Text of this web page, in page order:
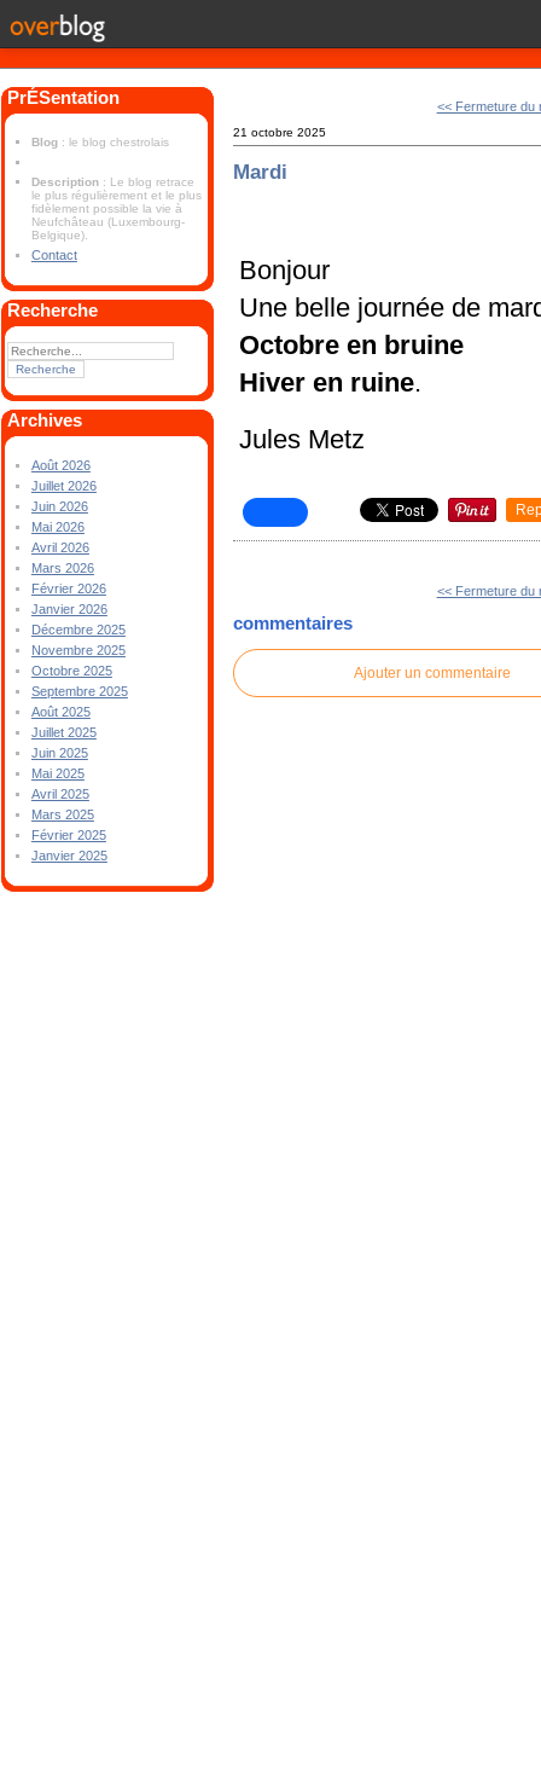
PrÉSentation
Blog : le blog chestrolais
Description : Le blog retrace
le plus régulièrement et le plus
fidèlement possible la vie à
Neufchâteau (Luxembourg-
Belgique).
Contact
Recherche
Archives
Août 2026
Juillet 2026
Juin 2026
Mai 2026
Avril 2026
Mars 2026
Février 2026
Janvier 2026
Décembre 2025
Novembre 2025
Octobre 2025
Septembre 2025
Août 2025
Juillet 2025
Juin 2025
Mai 2025
Avril 2025
Mars 2025
Février 2025
Janvier 2025
<< Fermeture du
21 octobre 2025
Mardi
Bonjour
Une belle journée de
Octobre en bruine
Hiver en ruine.
Jules Metz
<< Fermeture du
commentaires
Ajouter un commentaire